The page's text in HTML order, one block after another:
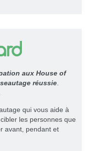
aux House of
réussie
qui vous aide à
les personnes que
avant, pendant et